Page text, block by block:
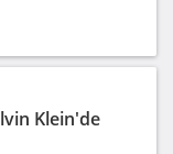
Klein'de